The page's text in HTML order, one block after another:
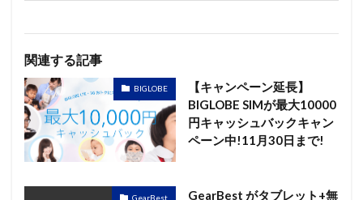
関連する記事
BIGLOBE
【キャンペーン延長】
BIGLOBE SIMが最大10000
円キャッシュバックキャン
ペーン中!11月30日まで!
GearBest
GearBest がタブレット+無